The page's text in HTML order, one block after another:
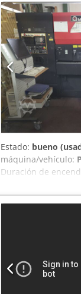
Estado: bueno
máquina/vehículo:
Duración de
Espesor del
1000 x 1000 mm
Frecuencia de